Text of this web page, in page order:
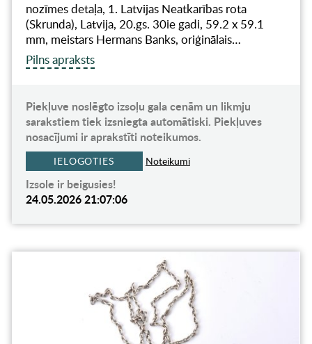
nozīmes detaļa, 1. Latvijas Neatkarības rota
(Skrunda), Latvija, 20.gs. 30ie gadi, 59.2 x 59.1
mm, meistars Hermans Banks, oriģinālais…
Pilns apraksts
Piekļuve noslēgto izsoļu gala cenām un likmju
sarakstiem tiek izsniegta automātiski. Piekļuves
nosacījumi ir aprakstīti noteikumos.
IELOGOTIES Noteikumi
Izsole ir beigusies!
24.05.2026 21:07:06